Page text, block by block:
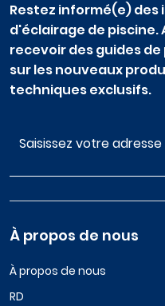
Restez informé(e)
d'éclairage de
recevoir des guides
sur les nouveaux
techniques exclusifs.
À propos de nous
À propos de nous
RD